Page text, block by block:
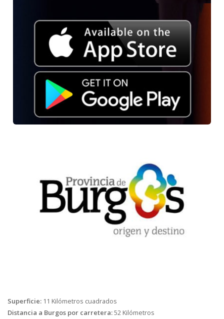
Superficie: 11 Kilómetros cuadrados
Distancia a Burgos por carretera:52 Kilómetros